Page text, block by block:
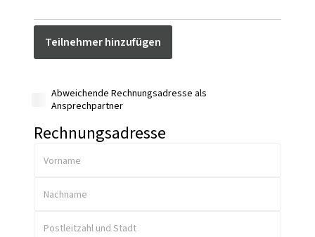
Teilnehmer hinzufügen
Abweichende Rechnungsadresse als
Ansprechpartner
Rechnungsadresse
Vorname
Nachname
Postleitzahl und Stadt